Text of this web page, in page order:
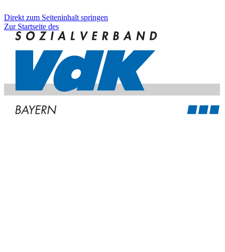
Direkt zum Seiteninhalt springen
Zur Startseite des